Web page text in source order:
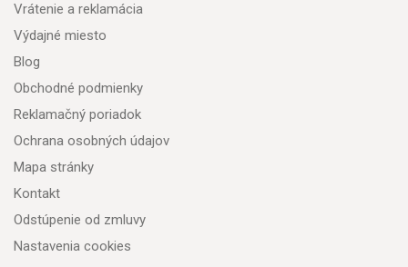
Vrátenie a reklamácia
Výdajné miesto
Blog
Obchodné podmienky
Reklamačný poriadok
Ochrana osobných údajov
Mapa stránky
Kontakt
Odstúpenie od zmluvy
Nastavenia cookies